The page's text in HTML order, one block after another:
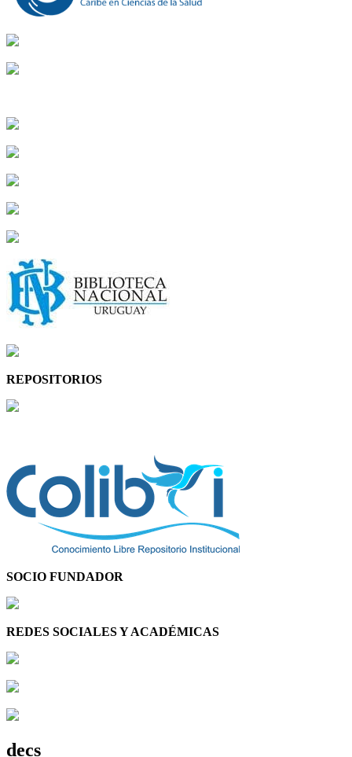
REPOSITORIOS
SOCIO FUNDADOR
REDES SOCIALES Y ACADÉMICAS
decs